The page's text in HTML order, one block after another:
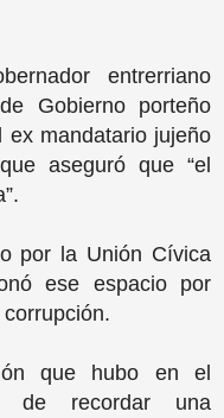
entrerriano
Gobierno porteño
ex mandatario jujeño
aseguró que “el
por la Unión Cívica
ese espacio por
que hubo en el
de recordar una